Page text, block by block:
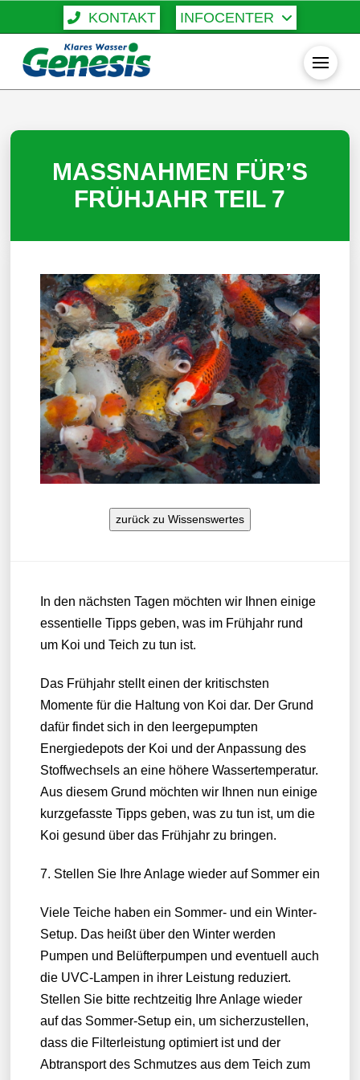
KONTAKT INFOCENTER
MASSNAHMEN FÜR’S
FRÜHJAHR TEIL 7
zurück zu Wissenswertes
In den nächsten Tagen möchten wir Ihnen einige
essentielle Tipps geben, was im Frühjahr rund
um Koi und Teich zu tun ist.
Das Frühjahr stellt einen der kritischsten
Momente für die Haltung von Koi dar. Der Grund
dafür findet sich in den leergepumpten
Energiedepots der Koi und der Anpassung des
Stoffwechsels an eine höhere Wassertemperatur.
Aus diesem Grund möchten wir Ihnen nun einige
kurzgefasste Tipps geben, was zu tun ist, um die
Koi gesund über das Frühjahr zu bringen.
7. Stellen Sie Ihre Anlage wieder auf Sommer ein
Viele Teiche haben ein Sommer- und ein Winter-
Setup. Das heißt über den Winter werden
Pumpen und Belüfterpumpen und eventuell auch
die UVC-Lampen in ihrer Leistung reduziert.
Stellen Sie bitte rechtzeitig Ihre Anlage wieder
auf das Sommer-Setup ein, um sicherzustellen,
dass die Filterleistung optimiert ist und der
Abtransport des Schmutzes aus dem Teich zum